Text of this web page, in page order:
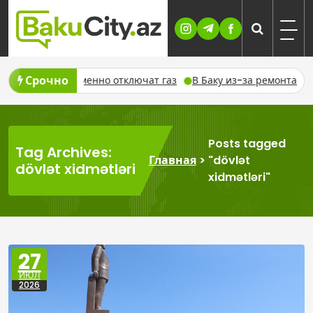
Skip
content
Срочно
временно отключат газ В Баку из-за ремонта временно
Tag Archives:
dövlət xidmətləri
Главная>
Posts tagged
"dövlət
xidmətləri"
27
ИЮЛ
2026